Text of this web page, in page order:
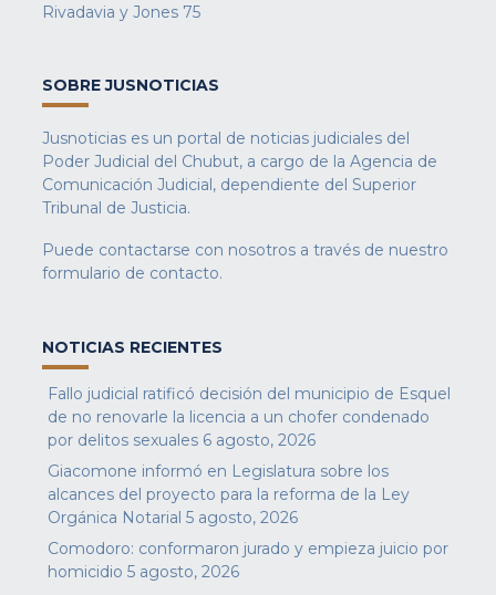
Rivadavia y Jones 75
SOBRE JUSNOTICIAS
Jusnoticias es un portal de noticias judiciales del
Poder Judicial del Chubut, a cargo de la Agencia de
Comunicación Judicial, dependiente del Superior
Tribunal de Justicia.
Puede contactarse con nosotros a través de nuestro
formulario de contacto.
NOTICIAS RECIENTES
Fallo judicial ratificó decisión del municipio de Esquel
de no renovarle la licencia a un chofer condenado
por delitos sexuales 6 agosto, 2026
Giacomone informó en Legislatura sobre los
alcances del proyecto para la reforma de la Ley
Orgánica Notarial 5 agosto, 2026
Comodoro: conformaron jurado y empieza juicio por
homicidio 5 agosto, 2026